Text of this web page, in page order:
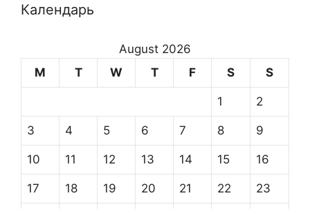
Календарь
August 2026
M
T W T F S S
1 2
3 4 5 6 7 8 9
10 11 12 13 14 15 16
17 18 19 20 21 22 23